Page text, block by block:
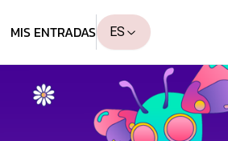
MIS ENTRADAS ES